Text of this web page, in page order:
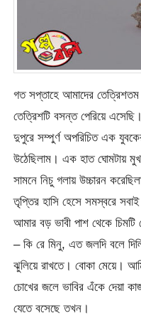
গত সপ্তাহে আমাদের তেত্রিশতম
তেত্রিশটি বসন্ত পেরিয়ে
দুপুরে সম্পুর্ণ অপরিচিত এক
উঠেছিলাম। এক হাত ঘোমটায়
সামনে নিচু গলায় উচ্চারন
তৃপ্তির হাসি হেসে সমস্বরে
আমার বড় ভাবী পাশ থেকে
– কি রে মিনু, এত জলদি বলে
ঝুলিয়ে রাখতে। বোকা মেয়ে।
চোখের জলে ভাবির এঁকে দেয়া
যেতে বসেছে তখন।